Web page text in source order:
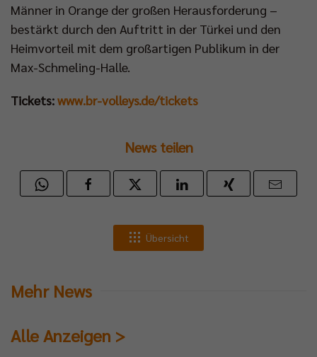
Männer in Orange der großen Herausforderung –
bestärkt durch den Auftritt in der Türkei und den
Heimvorteil mit dem großartigen Publikum in der
Max-Schmeling-Halle.
Tickets:www.br-volleys.de/tickets
News teilen
Übersicht
Mehr News
Alle Anzeigen >